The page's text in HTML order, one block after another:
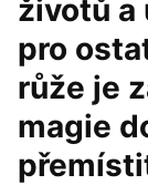
životů a
pro
růže je
magie